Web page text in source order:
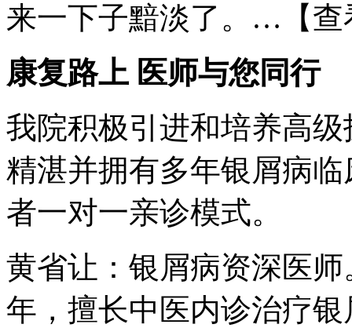
来一下子黯淡了。…【查
康复路上 医师与您同行
我院积极引进和培养高
精湛并拥有多年银屑病
者一对一亲诊模式。
黄省让：银屑病资深医
年，擅长中医内诊治疗